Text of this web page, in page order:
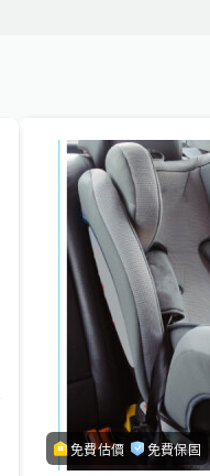
免費估價 免費保固